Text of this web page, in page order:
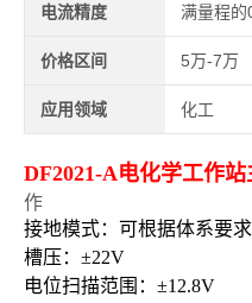
电流精度 满量程的
价格区间 5万-7万
应用领域 化工
DF2021-A电化学工作站
作
接地模式：可根据体系要
槽压：±22V
电位扫描范围：±12.8V